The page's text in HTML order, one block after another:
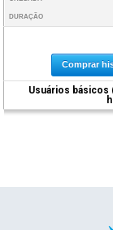
DURAÇÃO
Comprar
Usuários